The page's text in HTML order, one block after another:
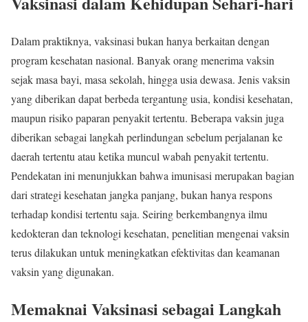
Dalam praktiknya, vaksinasi bukan hanya berkaitan dengan
program kesehatan nasional. Banyak orang menerima vaksin
sejak masa bayi, masa sekolah, hingga usia dewasa. Jenis vaksin
yang diberikan dapat berbeda tergantung usia, kondisi kesehatan,
maupun risiko paparan penyakit tertentu. Beberapa vaksin juga
diberikan sebagai langkah perlindungan sebelum perjalanan ke
daerah tertentu atau ketika muncul wabah penyakit tertentu.
Pendekatan ini menunjukkan bahwa imunisasi merupakan bagian
dari strategi kesehatan jangka panjang, bukan hanya respons
terhadap kondisi tertentu saja. Seiring berkembangnya ilmu
kedokteran dan teknologi kesehatan, penelitian mengenai vaksin
terus dilakukan untuk meningkatkan efektivitas dan keamanan
vaksin yang digunakan.
Memaknai Vaksinasi sebagai Langkah